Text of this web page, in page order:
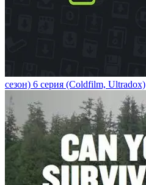
сезон) 6 серия (Coldfilm, Ultradox)